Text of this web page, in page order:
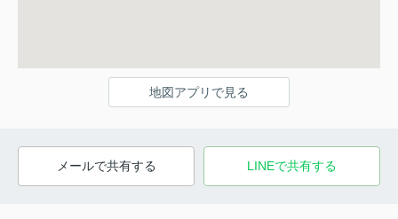
地図アプリで見る
メールで共有する LINEで共有する